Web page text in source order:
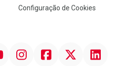
Configuração de Cookies
InstagramFacebookTwitter Linkedin